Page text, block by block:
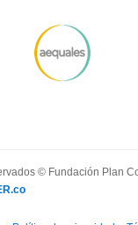
© Fundación Plan